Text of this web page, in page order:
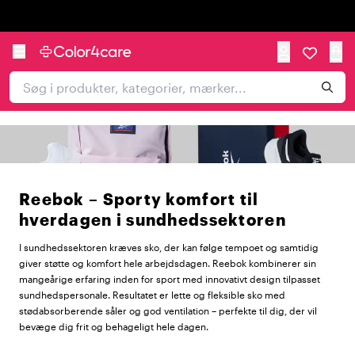
Reebok – Sporty komfort til
hverdagen i sundhedssektoren
I sundhedssektoren kræves sko, der kan følge tempoet og samtidig
giver støtte og komfort hele arbejdsdagen. Reebok kombinerer sin
mangeårige erfaring inden for sport med innovativt design tilpasset
sundhedspersonale. Resultatet er lette og fleksible sko med
stødabsorberende såler og god ventilation – perfekte til dig, der vil
bevæge dig frit og behageligt hele dagen.